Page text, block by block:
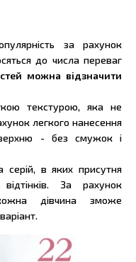
за рахунок
до числа переваг
можна відзначити
текстурою, яка не
легкого нанесення
- без смужок і
серій, в яких присутня
За рахунок
дівчина зможе